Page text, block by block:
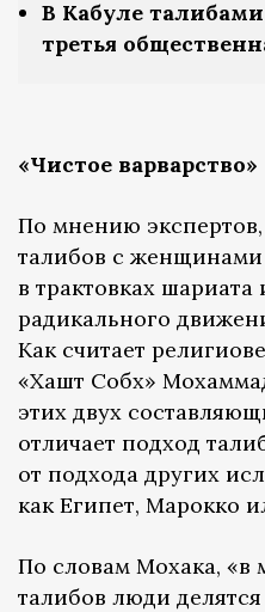
В Кабуле
третья
«Чистое варварство»
По мнению
талибов с женщинами
в трактовках
радикального
Как считает
«Хашт Собх»
этих двух
отличает подход
от подхода других
как Египет, Марокко
По словам Мохака, «в
талибов люди